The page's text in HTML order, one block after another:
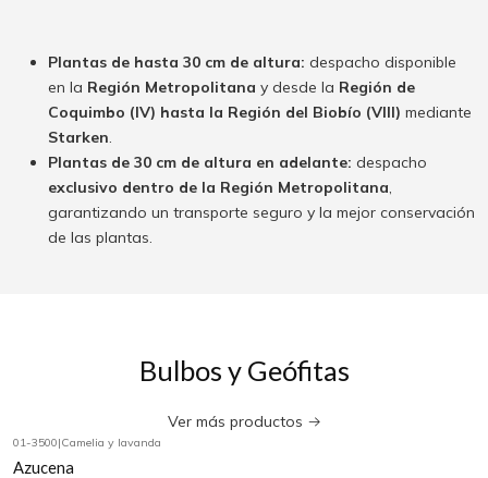
Plantas de hasta 30 cm de altura: despacho disponible
en la Región Metropolitana y desde la Región de
Coquimbo (IV) hasta la Región del Biobío (VIII) mediante
Starken.
Plantas de 30 cm de altura en adelante: despacho
exclusivo dentro de la Región Metropolitana,
garantizando un transporte seguro y la mejor conservación
de las plantas.
Bulbos y Geófitas
Ver más productos
01-3500|Camelia y lavanda
Azucena